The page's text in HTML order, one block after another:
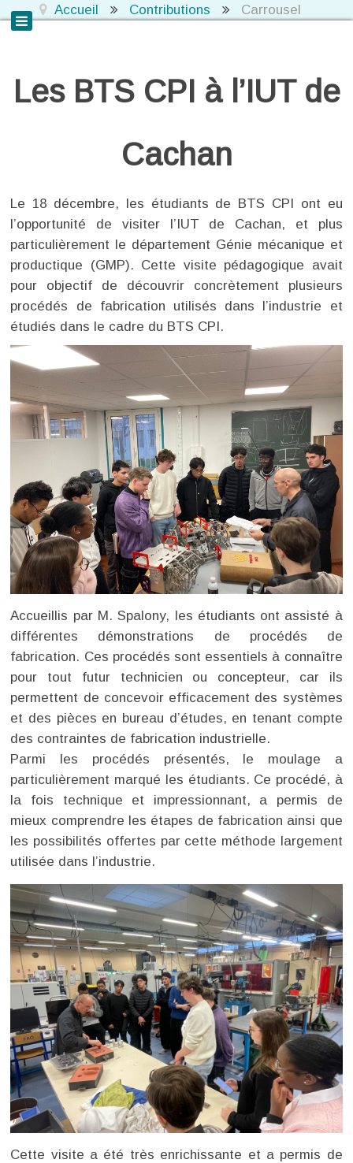
Accueil Contributions Carrousel
Les BTS CPI à l’IUT de
Cachan
Le 18 décembre, les étudiants de BTS CPI ont eu
l’opportunité de visiter l’IUT de Cachan, et plus
particulièrement le département Génie mécanique et
productique (GMP). Cette visite pédagogique avait
pour objectif de découvrir concrètement plusieurs
procédés de fabrication utilisés dans l’industrie et
étudiés dans le cadre du BTS CPI.
Accueillis par M. Spalony, les étudiants ont assisté à
différentes démonstrations de procédés de
fabrication. Ces procédés sont essentiels à connaître
pour tout futur technicien ou concepteur, car ils
permettent de concevoir efficacement des systèmes
et des pièces en bureau d’études, en tenant compte
des contraintes de fabrication industrielle.
Parmi les procédés présentés, le moulage a
particulièrement marqué les étudiants. Ce procédé, à
la fois technique et impressionnant, a permis de
mieux comprendre les étapes de fabrication ainsi que
les possibilités offertes par cette méthode largement
utilisée dans l’industrie.
Cette visite a été très enrichissante et a permis de